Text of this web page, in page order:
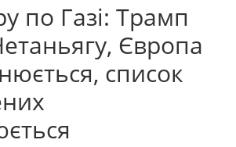
по Газі: Трамп
Європа
список